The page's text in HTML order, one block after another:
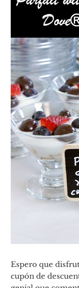
Espero que
cupón de